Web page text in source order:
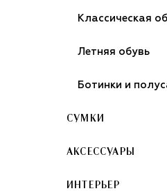
Классическая
Летняя обувь
Ботинки и
СУМКИ
АКСЕССУАРЫ
ИНТЕРЬЕР